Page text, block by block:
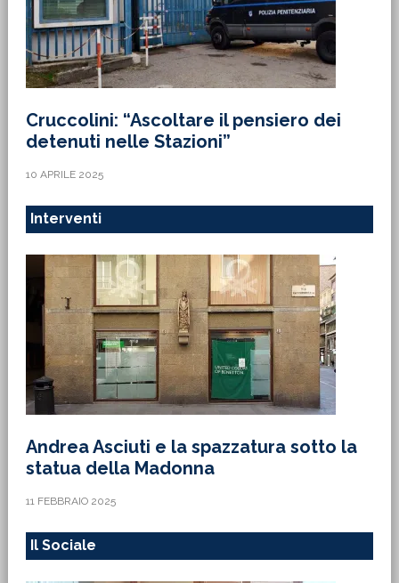
Cruccolini: “Ascoltare il pensiero dei
detenuti nelle Stazioni”
10 APRILE 2025
Interventi
Andrea Asciuti e la spazzatura sotto la
statua della Madonna
11 FEBBRAIO 2025
Il Sociale